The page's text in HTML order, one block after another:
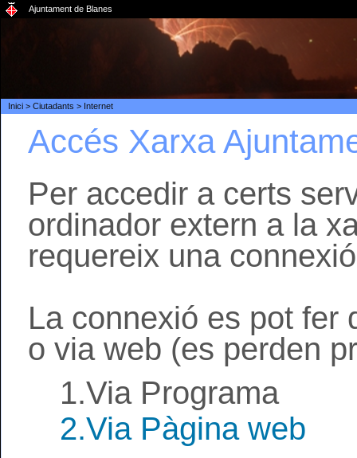
Ajuntament de Blanes
Inici> Ciutadants > Internet
Accés Xarxa
Per accedir a certs
ordinador extern a la
requereix una
La connexió es pot fer
o via web (es perden
1.Via Programa
2.Via Pàgina web